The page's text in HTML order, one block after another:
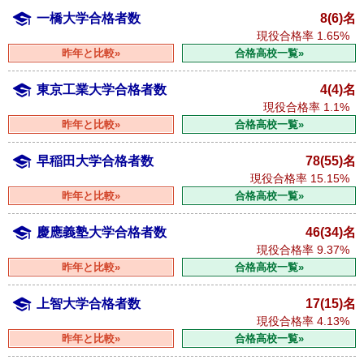
一橋大学合格者数 8(6)名
現役合格率 1.65%
昨年と比較» 合格高校一覧»
東京工業大学合格者数 4(4)名
現役合格率 1.1%
昨年と比較» 合格高校一覧»
早稲田大学合格者数 78(55)名
現役合格率 15.15%
昨年と比較» 合格高校一覧»
慶應義塾大学合格者数 46(34)名
現役合格率 9.37%
昨年と比較» 合格高校一覧»
上智大学合格者数 17(15)名
現役合格率 4.13%
昨年と比較» 合格高校一覧»